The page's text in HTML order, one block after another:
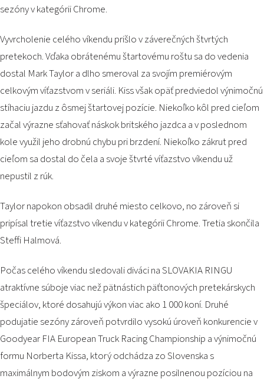
sezóny v kategórii Chrome.
Vyvrcholenie celého víkendu prišlo v záverečných štvrtých
pretekoch. Vďaka obrátenému štartovému roštu sa do vedenia
dostal Mark Taylor a dlho smeroval za svojím premiérovým
celkovým víťazstvom v seriáli. Kiss však opäť predviedol výnimočnú
stíhaciu jazdu z ôsmej štartovej pozície. Niekoľko kôl pred cieľom
začal výrazne sťahovať náskok britského jazdca a v poslednom
kole využil jeho drobnú chybu pri brzdení. Niekoľko zákrut pred
cieľom sa dostal do čela a svoje štvrté víťazstvo víkendu už
nepustil z rúk.
Taylor napokon obsadil druhé miesto celkovo, no zároveň si
pripísal tretie víťazstvo víkendu v kategórii Chrome. Tretia skončila
Steffi Halmová.
Počas celého víkendu sledovali diváci na SLOVAKIA RINGU
atraktívne súboje viac než pätnástich päťtonových pretekárskych
špeciálov, ktoré dosahujú výkon viac ako 1 000 koní. Druhé
podujatie sezóny zároveň potvrdilo vysokú úroveň konkurencie v
Goodyear FIA European Truck Racing Championship a výnimočnú
formu Norberta Kissa, ktorý odchádza zo Slovenska s
maximálnym bodovým ziskom a výrazne posilnenou pozíciou na